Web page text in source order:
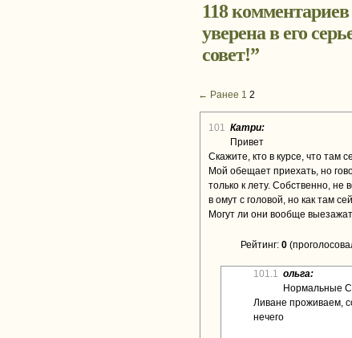
118
уверена в его
совет!”
← Ранее 1 2
101 Катри:
Привет
Скажите, кто в курсе, что там
Мой обещает приехать, но
только к лету. Собственно, не
в омут с головой, но как там
Могут ли они вообще
Рейтинг: 0
101.1 ольга:
Нормальные
Ливане проживаем,
нечего